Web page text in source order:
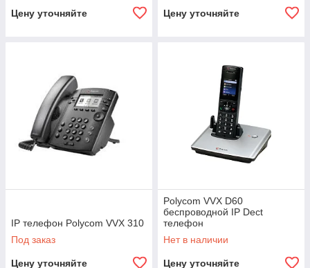
Цену уточняйте Цену уточняйте
IP телефон Polycom VVX 310
Под заказ
Цену уточняйте
Polycom VVX D60
беспроводной IP Dect
телефон
Нет в наличии
Цену уточняйте